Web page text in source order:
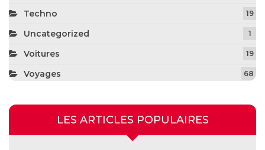
Techno 19
Uncategorized 1
Voitures 19
Voyages 68
LES ARTICLES POPULAIRES